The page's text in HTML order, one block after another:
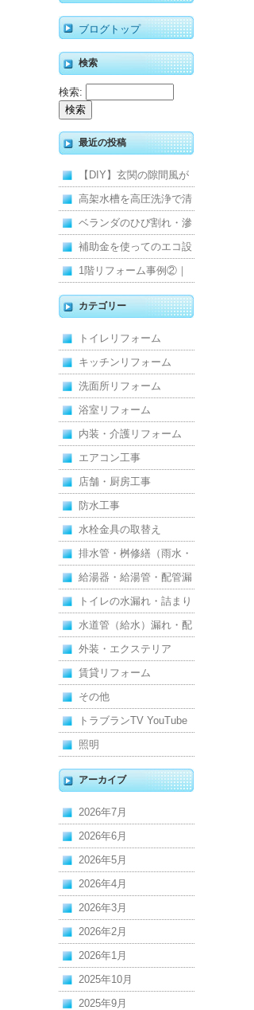
ブログトップ
検索
検索:
最近の投稿
【DIY】玄関の隙間風が
寒くて断熱ドアに交換し
ました
高架水槽を高圧洗浄で清
掃！衛生的な給水環境を
維持｜施工事例
ベランダのひび割れ・滲
みを解消！賃貸マンショ
ン防水工事
補助金を使ってのエコ設
備住宅リフォーム
1階リフォーム事例②｜
キッチン・床・収納を一
新し、扉新設で動線を整
えた全面改修
カテゴリー
トイレリフォーム
キッチンリフォーム
洗面所リフォーム
浴室リフォーム
内装・介護リフォーム
エアコン工事
店舗・厨房工事
防水工事
水栓金具の取替え
排水管・桝修繕（雨水・
汚水）
給湯器・給湯管・配管漏
れ
トイレの水漏れ・詰まり
水道管（給水）漏れ・配
管
外装・エクステリア
賃貸リフォーム
その他
トラブランTV YouTube
照明
アーカイブ
2026年7月
2026年6月
2026年5月
2026年4月
2026年3月
2026年2月
2026年1月
2025年10月
2025年9月